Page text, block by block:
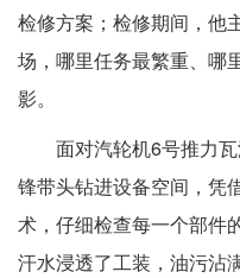
检修方案；检修期间，他
场，哪里任务最繁重、哪
影。
面对汽轮机6号推力
锋带头钻进设备空间，凭
术，仔细检查每一个部件
汗水浸透了工装，油污沾